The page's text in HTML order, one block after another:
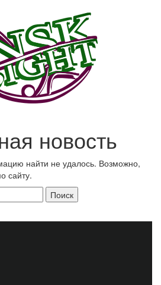
новость
найти не удалось. Возможно,
сайту.